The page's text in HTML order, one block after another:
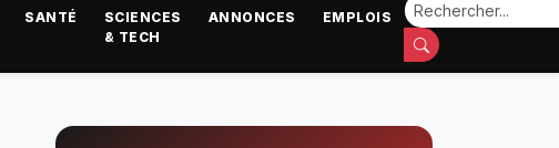
SANTÉ
SCIENCES
& TECH
ANNONCES EMPLOIS